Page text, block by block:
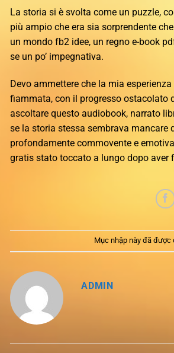
La storia si è svolta come un puzzle,
più ampio che era sia sorprendente
un mondo fb2 idee, un regno e-book
se un po’ impegnativa.
Devo ammettere che la mia
fiammata, con il progresso ostacolato
ascoltare questo audiobook, narrato
se la storia stessa sembrava
profondamente commovente e
gratis stato toccato a lungo dopo aver
Mục nhập này đã được
ADMIN